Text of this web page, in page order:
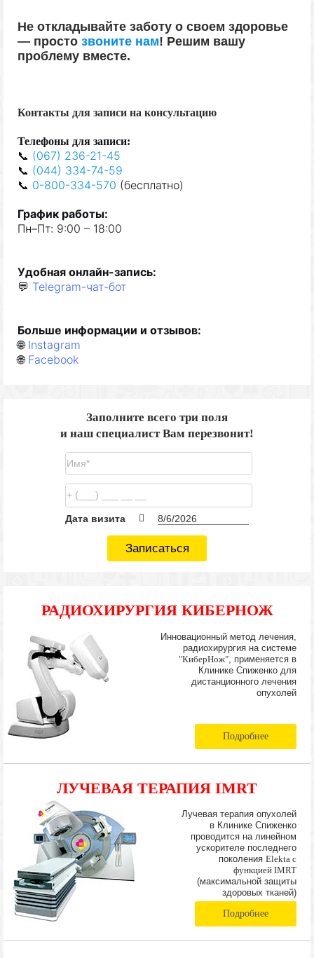
Не откладывайте заботу о своем здоровье
— просто звоните нам! Решим вашу
проблему вместе.
Контакты для записи на консультацию
Телефоны для записи:
📞 (067) 236-21-45
📞 (044) 334-74-59
📞 0-800-334-570 (бесплатно)
График работы:
Пн–Пт: 9:00 – 18:00
Удобная онлайн-запись:
💬 Telegram-чат-бот
Больше информации и отзывов:
🌐 Instagram
🌐 Facebook
Заполните всего три поля
и наш специалист Вам перезвонит!
Дата визита
Записаться
РАДИОХИРУРГИЯ КИБЕРНОЖ
Инновационный метод лечения,
радиохирургия на системе
"КиберНож", применяется в
Клинике Спиженко для
дистанционного лечения
опухолей
Подробнее
ЛУЧЕВАЯ ТЕРАПИЯ IMRT
Лучевая терапия опухолей
в Клинике Спиженко
проводится на линейном
ускорителе последнего
поколения Elekta с
функцией IMRT
(максимальной защиты
здоровых тканей)
Подробнее